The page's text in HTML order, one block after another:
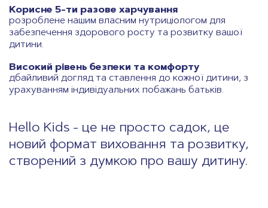
Корисне 5-ти разове харчування
розроблене нашим власним нутриціологом для
забезпечення здорового росту та розвитку вашої
дитини.
Високий рівень безпеки та комфорту
дбайливий догляд та ставлення до кожної дитини, з
урахуванням індивідуальних побажань батьків.
Hello Kids - це не просто садок, це
новий формат виховання та розвитку,
створений з думкою про вашу дитину.